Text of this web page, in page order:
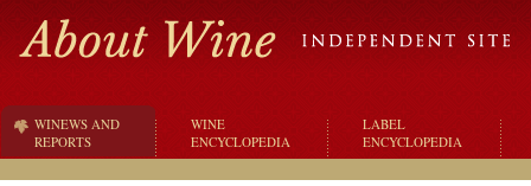
WINEWS AND
REPORTS
WINE
ENCYCLOPEDIA
LABEL
ENCYCLOPEDIA